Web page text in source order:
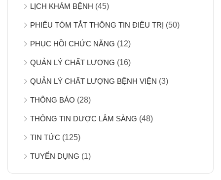
LỊCH KHÁM BỆNH (45)
PHIẾU TÓM TẮT THÔNG TIN ĐIỀU TRỊ (50)
PHỤC HỒI CHỨC NĂNG (12)
QUẢN LÝ CHẤT LƯỢNG (16)
QUẢN LÝ CHẤT LƯỢNG BỆNH VIỆN (3)
THÔNG BÁO (28)
THÔNG TIN DƯỢC LÂM SÀNG (48)
TIN TỨC (125)
TUYỂN DỤNG (1)